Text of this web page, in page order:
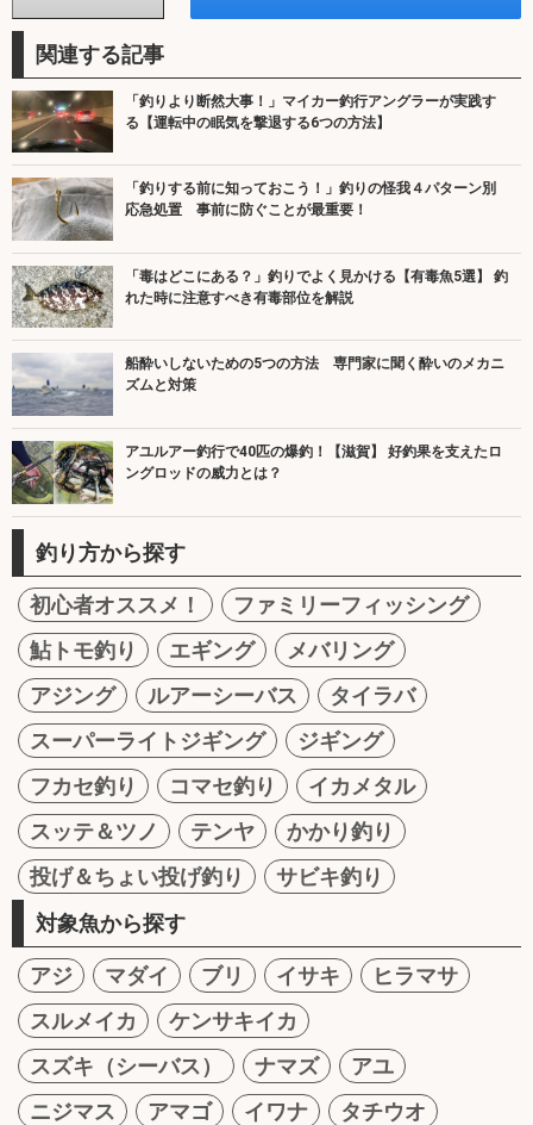
関連する記事
「釣りより断然大事！」マイカー釣行アングラーが実践す
る【運転中の眠気を撃退する6つの方法】
「釣りする前に知っておこう！」釣りの怪我４パターン別
応急処置 事前に防ぐことが最重要！
「毒はどこにある？」釣りでよく見かける【有毒魚5選】 釣
れた時に注意すべき有毒部位を解説
船酔いしないための5つの方法 専門家に聞く酔いのメカニ
ズムと対策
アユルアー釣行で40匹の爆釣！【滋賀】 好釣果を支えたロ
ングロッドの威力とは？
釣り方から探す
初心者オススメ！
ファミリーフィッシング
鮎トモ釣り
エギング
メバリング
アジング
ルアーシーバス
タイラバ
スーパーライトジギング
ジギング
フカセ釣り
コマセ釣り
イカメタル
スッテ＆ツノ
テンヤ
かかり釣り
投げ＆ちょい投げ釣り
サビキ釣り
対象魚から探す
アジ マダイ ブリ イサキ
ヒラマサ
スルメイカ
ケンサキイカ
スズキ（シーバス）
ナマズ
アユ
ニジマス
アマゴ イワナ
タチウオ